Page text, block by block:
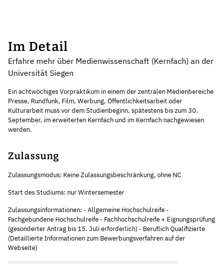
Im Detail
Erfahre mehr über Medienwissenschaft (Kernfach) an der
Universität Siegen
Ein achtwöchiges Vorpraktikum in einem der zentralen Medienbereiche
Presse, Rundfunk, Film, Werbung, Öffentlichkeitsarbeit oder
Kulturarbeit muss vor dem Studienbeginn, spätestens bis zum 30.
September, im erweiterten Kernfach und im Kernfach nachgewiesen
werden.
Zulassung
Zulassungsmodus: Keine Zulassungsbeschränkung, ohne NC
Start des Studiums: nur Wintersemester
Zulassungsinformationen: - Allgemeine Hochschulreife -
Fachgebundene Hochschulreife - Fachhochschulreife + Eignungsprüfung
(gesonderter Antrag bis 15. Juli erforderlich) - Beruflich Qualifizierte
(Detaillierte Informationen zum Bewerbungsverfahren auf der
Webseite)